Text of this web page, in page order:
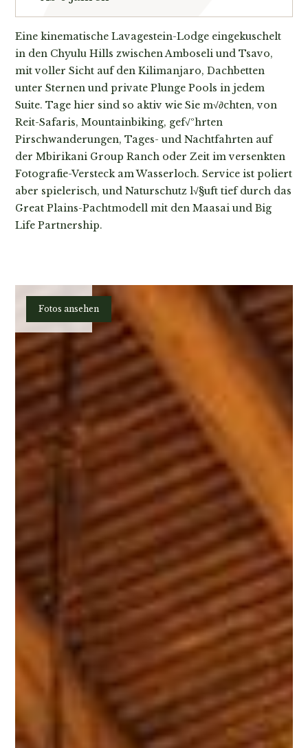
Eine kinematische Lavagestein-Lodge eingekuschelt
in den Chyulu Hills zwischen Amboseli und Tsavo,
mit voller Sicht auf den Kilimanjaro, Dachbetten
unter Sternen und private Plunge Pools in jedem
Suite. Tage hier sind so aktiv wie Sie m√∂chten, von
Reit-Safaris, Mountainbiking, gef√ºhrten
Pirschwanderungen, Tages- und Nachtfahrten auf
der Mbirikani Group Ranch oder Zeit im versenkten
Fotografie-Versteck am Wasserloch. Service ist poliert
aber spielerisch, und Naturschutz l√§uft tief durch das
Great Plains-Pachtmodell mit den Maasai und Big
Life Partnership.
Planen
Fotos ansehen